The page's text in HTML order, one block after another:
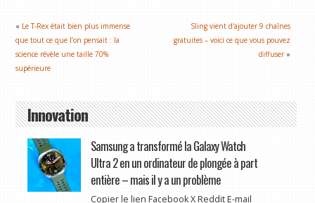
« Le T-Rex était bien plus immense
que tout ce que l’on pensait : la
science révèle une taille 70%
supérieure
Sling vient d'ajouter 9 chaînes
gratuites – voici ce que vous pouvez
diffuser »
Innovation
Samsung a transformé la Galaxy Watch
Ultra 2 en un ordinateur de plongée à part
entière – mais il y a un problème
Copier le lien Facebook X Reddit E-mail